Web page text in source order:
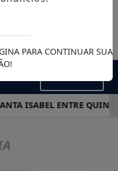
ISABEL ENTRE QUINTA E
PARA CONTINUAR SUA